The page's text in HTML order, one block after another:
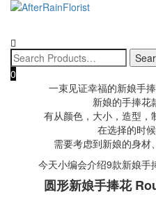
0
9款新娘手捧
一款？
By
一束见证幸福的新娘手
新娘的手捧花
有从颜色，大小，造型，
在选择的时
需要考虑到新娘的身材
今天小编会介绍9款新娘手
圆形新娘手捧花
To place a BESPOKE or
Love our style and need a flower
Contact us now, and we